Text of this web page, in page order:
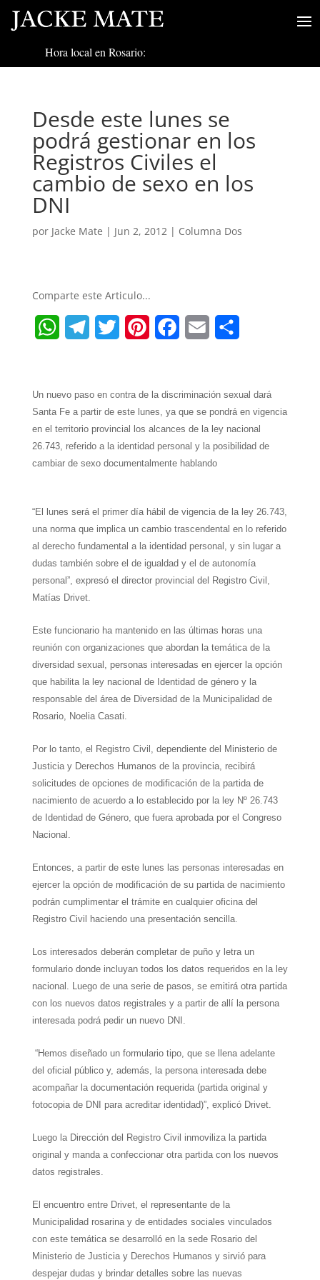
Hora local en Rosario:
Desde este lunes se
podrá gestionar en los
Registros Civiles el
cambio de sexo en los
DNI
por Jacke Mate | Jun 2, 2012| Columna Dos
Comparte este Articulo...
W
t
s
A
e
g
r
t
t
e
t
e
r
e
b
o
i
r
e
Un nuevo paso en contra de la discriminación sexual dará
Santa Fe a partir de este lunes, ya que se pondrá en vigencia
en el territorio provincial los alcances de la ley nacional
26.743, referido a la identidad personal y la posibilidad de
cambiar de sexo documentalmente hablando
“El lunes será el primer día hábil de vigencia de la ley 26.743,
una norma que implica un cambio trascendental en lo referido
al derecho fundamental a la identidad personal, y sin lugar a
dudas también sobre el de igualdad y el de autonomía
personal”, expresó el director provincial del Registro Civil,
Matías Drivet.
Este funcionario ha mantenido en las últimas horas una
reunión con organizaciones que abordan la temática de la
diversidad sexual, personas interesadas en ejercer la opción
que habilita la ley nacional de Identidad de género y la
responsable del área de Diversidad de la Municipalidad de
Rosario, Noelia Casati.
Por lo tanto, el Registro Civil, dependiente del Ministerio de
Justicia y Derechos Humanos de la provincia, recibirá
solicitudes de opciones de modificación de la partida de
nacimiento de acuerdo a lo establecido por la ley Nº 26.743
de Identidad de Género, que fuera aprobada por el Congreso
Nacional.
Entonces, a partir de este lunes las personas interesadas en
ejercer la opción de modificación de su partida de nacimiento
podrán cumplimentar el trámite en cualquier oficina del
Registro Civil haciendo una presentación sencilla.
Los interesados deberán completar de puño y letra un
formulario donde incluyan todos los datos requeridos en la ley
nacional. Luego de una serie de pasos, se emitirá otra partida
con los nuevos datos registrales y a partir de allí la persona
interesada podrá pedir un nuevo DNI.
“Hemos diseñado un formulario tipo, que se llena adelante
del oficial público y, además, la persona interesada debe
acompañar la documentación requerida (partida original y
fotocopia de DNI para acreditar identidad)”, explicó Drivet.
Luego la Dirección del Registro Civil inmoviliza la partida
original y manda a confeccionar otra partida con los nuevos
datos registrales.
El encuentro entre Drivet, el representante de la
Municipalidad rosarina y de entidades sociales vinculados
con este temática se desarrolló en la sede Rosario del
Ministerio de Justicia y Derechos Humanos y sirvió para
despejar dudas y brindar detalles sobre las nuevas